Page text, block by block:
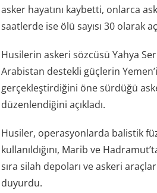
asker hayatını kaybetti, onlarca
saatlerde ise ölü sayısı 30 olarak
Husilerin askeri sözcüsü Yahya
Arabistan destekli güçlerin
gerçekleştirdiğini öne sürdüğü
düzenlendiğini açıkladı.
Husiler, operasyonlarda balistik
kullanıldığını, Marib ve
sıra silah depoları ve askeri
duyurdu.